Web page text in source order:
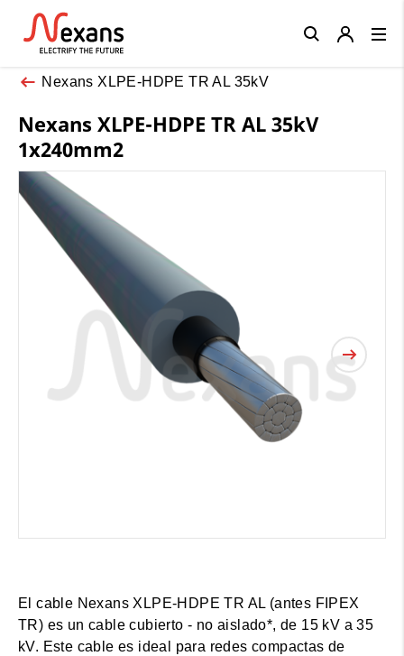
Nexans XLPE-HDPE TR AL 35kV
Nexans XLPE-HDPE TR AL 35kV
1x240mm2
El cable Nexans XLPE-HDPE TR AL (antes FIPEX
TR) es un cable cubierto - no aislado*, de 15 kV a 35
kV. Este cable es ideal para redes compactas de
Close